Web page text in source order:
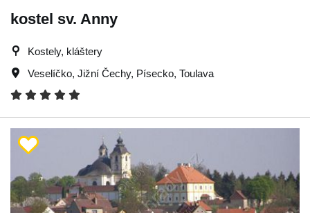
kostel sv. Anny
Kostely, kláštery
Veselíčko, Jižní Čechy, Písecko, Toulava